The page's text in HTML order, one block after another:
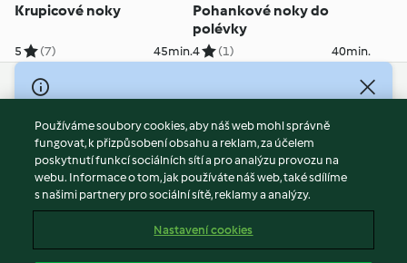
Krupicové noky
5 (7) 45min.
Pohankové noky do
polévky
4 (1) 40min.
© Copyright 2026
Podmínky užívání
Zásady ochrany osobních údajů
Vyloučení odpovědnosti
Tiráž
Obsah zprávy
Používáme soubory cookies, aby náš web mohl správně
fungovat, k přizpůsobení obsahu a reklam, za účelem
poskytnutí funkcí sociálních sítí a pro analýzu provozu na
webu. Informace o tom, jak používáte náš web, také sdílíme
s našimi partnery pro sociální sítě, reklamy a analýzy.
Nastavení cookies